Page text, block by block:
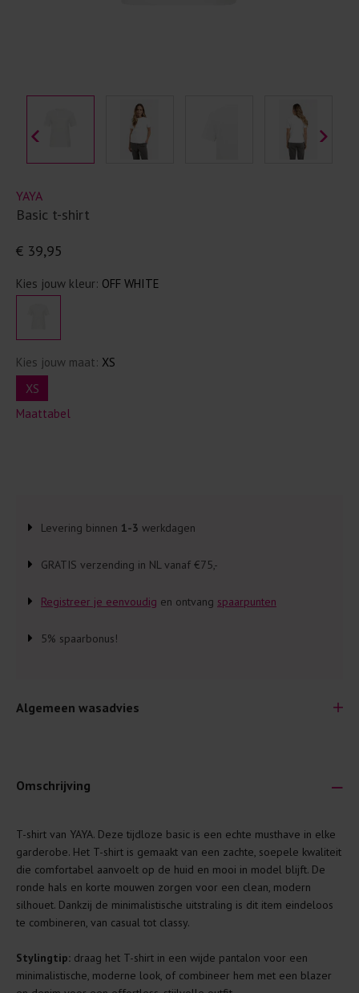
YAYA
Basic t-shirt
€ 39,95
Kies jouw kleur: OFF WHITE
Kies jouw maat: XS
XS
Maattabel
Levering binnen 1-3 werkdagen
GRATIS verzending in NL vanaf €75,-
Registreer je eenvoudig en ontvang spaarpunten
5% spaarbonus!
Algemeen wasadvies
Je wilt natuurlijk lang plezier hebben van je nieuwe kleding.
Daarom geven wij een aantal algemene was-tips:
Lees altijd eerst even het was-etiket.
Was kleding binnenste buiten. Dat beschermt de
buitenkant.
genoeg.
Was zo koud mogelijk. Op 20 of 30 graden wassen is vaak
Omschrijving
T-shirt van YAYA. Deze tijdloze basic is een echte musthave in elke
garderobe. Het T-shirt is gemaakt van een zachte, soepele kwaliteit
die comfortabel aanvoelt op de huid en mooi in model blijft. De
ronde hals en korte mouwen zorgen voor een clean, modern
silhouet. Dankzij de minimalistische uitstraling is dit item eindeloos
te combineren, van casual tot classy.
Stylingtip: draag het T-shirt in een wijde pantalon voor een
minimalistische, moderne look, of combineer hem met een blazer